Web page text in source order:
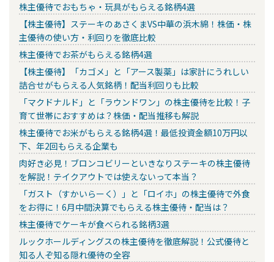
株主優待でおもちゃ・玩具がもらえる銘柄4選
【株主優待】ステーキのあさくまVS中華の浜木綿！株価・株
主優待の使い方・利回りを徹底比較
株主優待でお茶がもらえる銘柄4選
【株主優待】「カゴメ」と「アース製薬」は家計にうれしい
詰合せがもらえる人気銘柄！配当利回りも比較
「マクドナルド」と「ラウンドワン」の株主優待を比較！子
育て世帯におすすめは？株価・配当推移も解説
株主優待でお米がもらえる銘柄4選！最低投資金額10万円以
下、年2回もらえる企業も
肉好き必見！ブロンコビリーといきなりステーキの株主優待
を解説！テイクアウトでは使えないって本当？
「ガスト（すかいらーく）」と「ロイホ」の株主優待で外食
をお得に！6月中間決算でもらえる株主優待・配当は？
株主優待でケーキが食べられる銘柄3選
ルックホールディングスの株主優待を徹底解説！公式優待と
知る人ぞ知る隠れ優待の全容